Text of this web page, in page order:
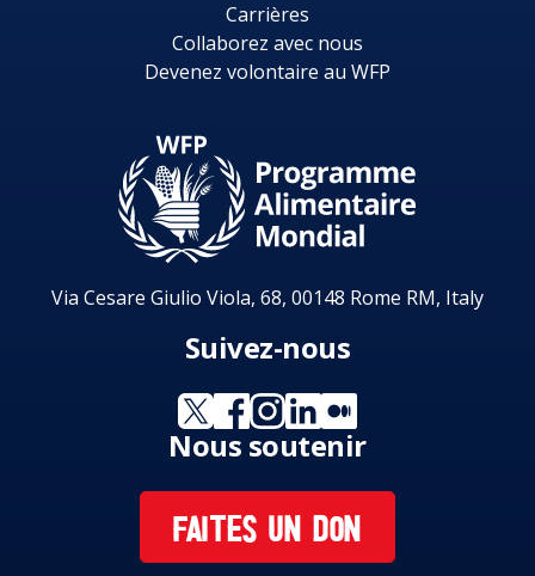
Carrières
Collaborez avec nous
Devenez volontaire au WFP
Via Cesare Giulio Viola, 68, 00148 Rome RM, Italy
Suivez-nous
Nous soutenir
FAITES UN DON